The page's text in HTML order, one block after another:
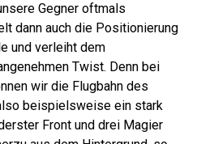
Gegner oftmals
dann auch die Positionierung
und verleiht dem
Twist. Denn bei
wir die Flugbahn des
beispielsweise ein stark
Front und drei Magier